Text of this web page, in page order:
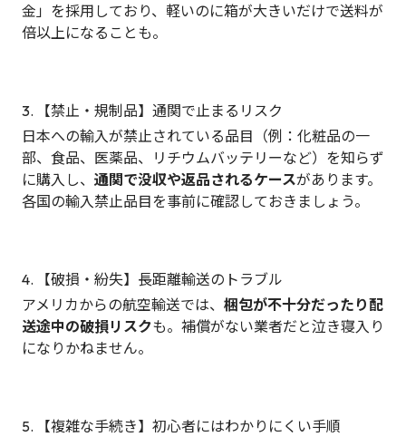
金」を採用しており、軽いのに箱が大きいだけで送料が
倍以上になることも。
3. 【禁止・規制品】通関で止まるリスク
日本への輸入が禁止されている品目（例：化粧品の一
部、食品、医薬品、リチウムバッテリーなど）を知らず
に購入し、 通関で没収や返品されるケースがあります。
各国の輸入禁止品目を事前に確認しておきましょう。
4. 【破損・紛失】長距離輸送のトラブル
アメリカからの航空輸送では、 梱包が不十分だったり配
送途中の破損リスクも。補償がない業者だと泣き寝入り
になりかねません。
5. 【複雑な手続き】初心者にはわかりにくい手順